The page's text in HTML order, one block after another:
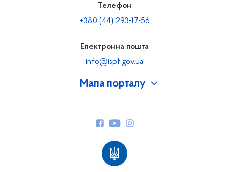
Мапа порталу
Телефон
+380 (44) 293-17-56
Електронна пошта
info@ispf.gov.ua